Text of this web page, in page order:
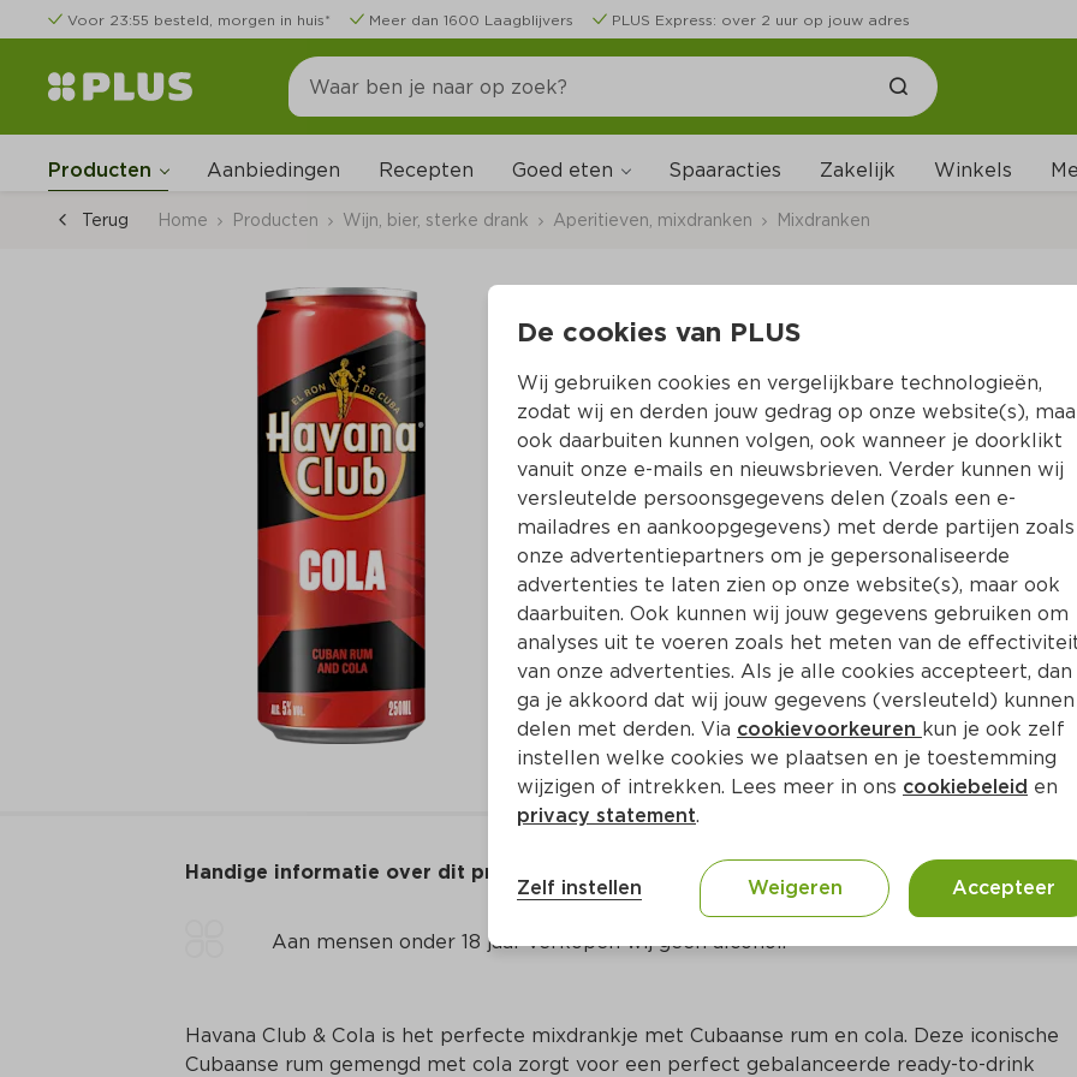
Voor 23:55 besteld, morgen in huis* Meer dan 1600 Laagblijvers PLUS Express: over 2 uur op jouw adres
Producten Aanbiedingen Recepten Goed eten Spaaracties Zakelijk Winkels
Terug Home Producten Wijn, bier, sterke drank Aperitieven, mixdranken Mixdranken
Havana club Rum &
Per Blik 250 ml
Product niet beschikbaar bij jouw PLUS.
Handige informatie over dit product
Aan mensen onder 18 jaar verkopen wij geen alcohol.
Havana Club & Cola is het perfecte mixdrankje met Cubaanse rum en cola. Deze iconische
Cubaanse rum gemengd met cola zorgt voor een perfect gebalanceerde ready-to-drink
De cookies van PLUS
Wij gebruiken cookies en vergelijkbare technologieën,
zodat wij en derden jouw gedrag op onze website(s),
ook daarbuiten kunnen volgen, ook wanneer je doorklikt
vanuit onze e-mails en nieuwsbrieven. Verder kunnen wij
versleutelde persoonsgegevens delen (zoals een e-
mailadres en aankoopgegevens) met derde partijen zoals
onze advertentiepartners om je gepersonaliseerde
advertenties te laten zien op onze website(s), maar ook
daarbuiten. Ook kunnen wij jouw gegevens gebruiken om
analyses uit te voeren zoals het meten van de
van onze advertenties. Als je alle cookies accepteert, dan
ga je akkoord dat wij jouw gegevens (versleuteld) kunnen
delen met derden. Via cookievoorkeuren kun je ook zelf
instellen welke cookies we plaatsen en je toestemming
wijzigen of intrekken. Lees meer in ons cookiebeleid en
privacy statement.
Zelf instellen Weigeren Accepteer